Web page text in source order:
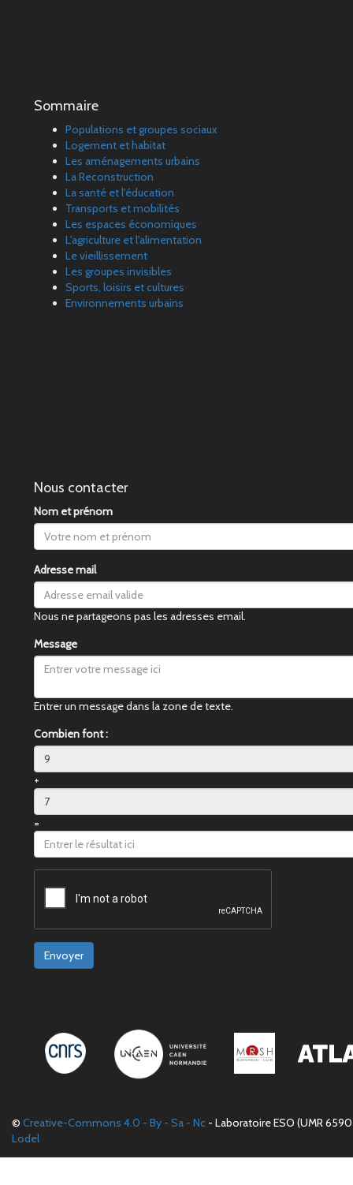
Sommaire
Populations et groupes sociaux
Logement et habitat
Les aménagements urbains
La Reconstruction
La santé et l'éducation
Transports et mobilités
Les espaces économiques
L'agriculture et l'alimentation
Le vieillissement
Les groupes invisibles
Sports, loisirs et cultures
Environnements urbains
Nous contacter
Nom et prénom
Adresse mail
Nous ne partageons pas les adresses email.
Message
Entrer un message dans la zone de texte.
Combien font :
+
=
Envoyer
© Creative-Commons 4.0 - By - Sa - Nc - Laboratoire ESO (UMR
Lodel